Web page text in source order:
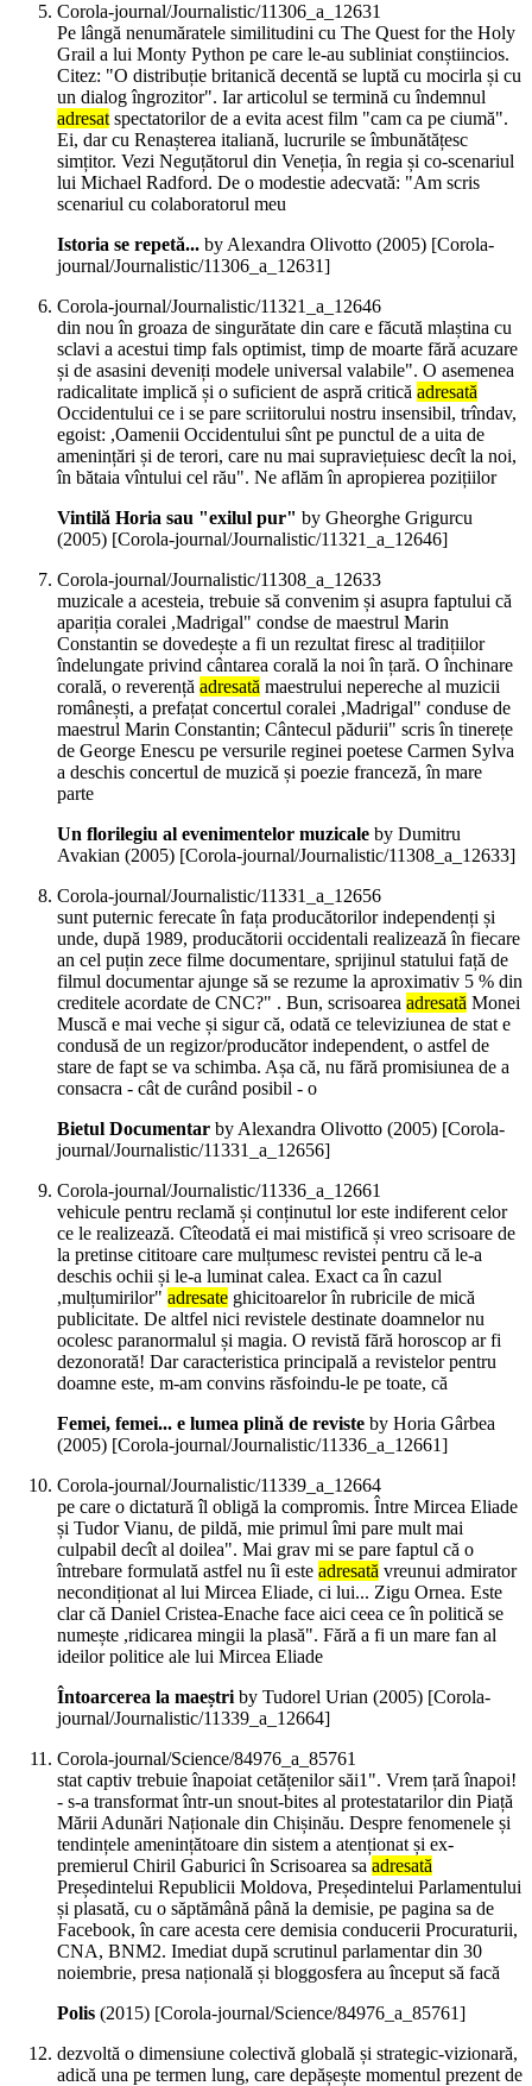
Corola-journal/Journalistic/11306_a_12631
Pe lângă nenumăratele similitudini cu The Quest for the Holy
Grail a lui Monty Python pe care le-au subliniat conștiincios.
Citez: "O distribuție britanică decentă se luptă cu mocirla și cu
un dialog îngrozitor". Iar articolul se termină cu îndemnul
adresatspectatorilor de a evita acest film "cam ca pe ciumă".
Ei, dar cu Renașterea italiană, lucrurile se îmbunătățesc
simțitor. Vezi Neguțătorul din Veneția, în regia și co-scenariul
lui Michael Radford. De o modestie adecvată: "Am scris
scenariul cu colaboratorul meu
Istoria se repetă... by Alexandra Olivotto (2005) [Corola-
journal/Journalistic/11306_a_12631]
Corola-journal/Journalistic/11321_a_12646
din nou în groaza de singurătate din care e făcută mlaștina cu
sclavi a acestui timp fals optimist, timp de moarte fără acuzare
și de asasini deveniți modele universal valabile". O asemenea
radicalitate implică și o suficient de aspră critică adresată
Occidentului ce i se pare scriitorului nostru insensibil, trîndav,
egoist: ,Oamenii Occidentului sînt pe punctul de a uita de
amenințări și de terori, care nu mai supraviețuiesc decît la noi,
în bătaia vîntului cel rău". Ne aflăm în apropierea pozițiilor
Vintilă Horia sau "exilul pur" by Gheorghe Grigurcu
(2005) [Corola-journal/Journalistic/11321_a_12646]
Corola-journal/Journalistic/11308_a_12633
muzicale a acesteia, trebuie să convenim și asupra faptului că
apariția coralei ,Madrigal" condse de maestrul Marin
Constantin se dovedește a fi un rezultat firesc al tradițiilor
îndelungate privind cântarea corală la noi în țară. O închinare
corală, o reverență adresată maestrului nepereche al muzicii
românești, a prefațat concertul coralei ,Madrigal" conduse de
maestrul Marin Constantin; Cântecul pădurii" scris în tinerețe
de George Enescu pe versurile reginei poetese Carmen Sylva
a deschis concertul de muzică și poezie franceză, în mare
parte
Un florilegiu al evenimentelor muzicale by Dumitru
Avakian (2005) [Corola-journal/Journalistic/11308_a_12633]
Corola-journal/Journalistic/11331_a_12656
sunt puternic ferecate în fața producătorilor independenți și
unde, după 1989, producătorii occidentali realizează în fiecare
an cel puțin zece filme documentare, sprijinul statului față de
filmul documentar ajunge să se rezume la aproximativ 5 % din
creditele acordate de CNC?" . Bun, scrisoarea adresată Monei
Muscă e mai veche și sigur că, odată ce televiziunea de stat e
condusă de un regizor/producător independent, o astfel de
stare de fapt se va schimba. Așa că, nu fără promisiunea de a
consacra - cât de curând posibil - o
Bietul Documentar by Alexandra Olivotto (2005) [Corola-
journal/Journalistic/11331_a_12656]
Corola-journal/Journalistic/11336_a_12661
vehicule pentru reclamă și conținutul lor este indiferent celor
ce le realizează. Cîteodată ei mai mistifică și vreo scrisoare de
la pretinse cititoare care mulțumesc revistei pentru că le-a
deschis ochii și le-a luminat calea. Exact ca în cazul
,mulțumirilor" adresate ghicitoarelor în rubricile de mică
publicitate. De altfel nici revistele destinate doamnelor nu
ocolesc paranormalul și magia. O revistă fără horoscop ar fi
dezonorată! Dar caracteristica principală a revistelor pentru
doamne este, m-am convins răsfoindu-le pe toate, că
Femei, femei... e lumea plină de reviste by Horia Gârbea
(2005) [Corola-journal/Journalistic/11336_a_12661]
Corola-journal/Journalistic/11339_a_12664
pe care o dictatură îl obligă la compromis. Între Mircea Eliade
și Tudor Vianu, de pildă, mie primul îmi pare mult mai
culpabil decît al doilea". Mai grav mi se pare faptul că o
întrebare formulată astfel nu îi este adresată vreunui admirator
necondiționat al lui Mircea Eliade, ci lui... Zigu Ornea. Este
clar că Daniel Cristea-Enache face aici ceea ce în politică se
numește ,ridicarea mingii la plasă". Fără a fi un mare fan al
ideilor politice ale lui Mircea Eliade
Întoarcerea la maeștriby Tudorel Urian (2005) [Corola-
journal/Journalistic/11339_a_12664]
Corola-journal/Science/84976_a_85761
stat captiv trebuie înapoiat cetățenilor săi1". Vrem țară înapoi!
- s-a transformat într-un snout-bites al protestatarilor din Piață
Mării Adunări Naționale din Chișinău. Despre fenomenele și
tendințele amenințătoare din sistem a atenționat și ex-
premierul Chiril Gaburici în Scrisoarea sa adresată
Președintelui Republicii Moldova, Președintelui Parlamentului
și plasată, cu o săptămână până la demisie, pe pagina sa de
Facebook, în care acesta cere demisia conducerii Procuraturii,
CNA, BNM2. Imediat după scrutinul parlamentar din 30
noiembrie, presa națională și bloggosfera au început să facă
Polis (2015) [Corola-journal/Science/84976_a_85761]
dezvoltă o dimensiune colectivă globală și strategic-vizionară,
adică una pe termen lung, care depășește momentul prezent de